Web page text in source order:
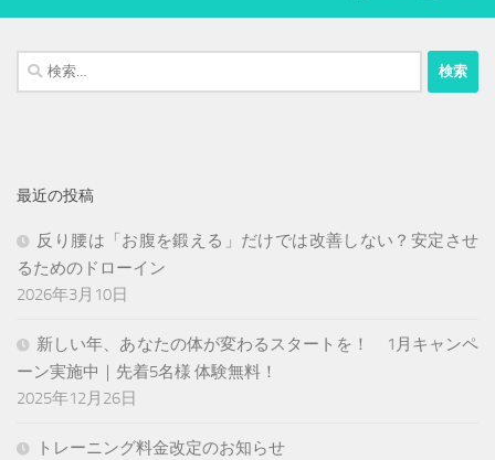
検
索:
最近の投稿
反り腰は「お腹を鍛える」だけでは改善しない？安定させ
るためのドローイン
2026年3月10日
新しい年、あなたの体が変わるスタートを！ 1月キャンペ
ーン実施中｜先着5名様 体験無料！
2025年12月26日
トレーニング料金改定のお知らせ